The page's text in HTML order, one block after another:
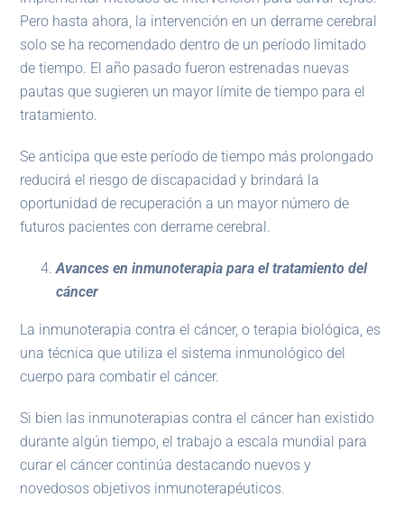
Pero hasta ahora, la intervención en un derrame cerebral
solo se ha recomendado dentro de un período limitado
de tiempo. El año pasado fueron estrenadas nuevas
pautas que sugieren un mayor límite de tiempo para el
tratamiento.
Se anticipa que este período de tiempo más prolongado
reducirá el riesgo de discapacidad y brindará la
oportunidad de recuperación a un mayor número de
futuros pacientes con derrame cerebral.
Avances en inmunoterapia para el tratamiento del
cáncer
La inmunoterapia contra el cáncer, o terapia biológica, es
una técnica que utiliza el sistema inmunológico del
cuerpo para combatir el cáncer.
Si bien las inmunoterapias contra el cáncer han existido
durante algún tiempo, el trabajo a escala mundial para
curar el cáncer continúa destacando nuevos y
novedosos objetivos inmunoterapéuticos.